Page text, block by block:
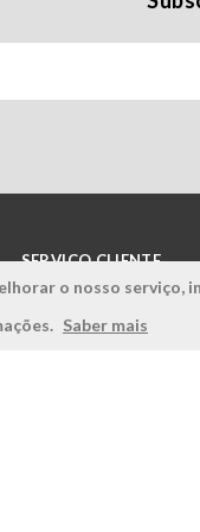
SERVIÇO CLIENTE
Condições Gerais
o nosso serviço,
Saber mais